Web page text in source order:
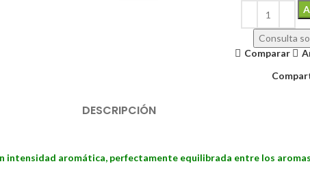
Consulta
Comparar
DESCRIPCIÓN
aromática, perfectamente equilibrada entre los